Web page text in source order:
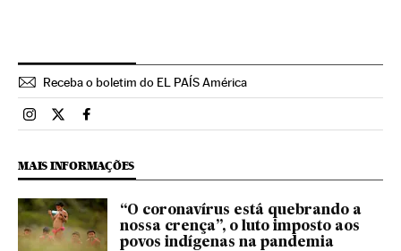
Receba o boletim do EL PAÍS América
Brasil El País Brasil en Instagram
Brasil El País Brasil en Twitter
Brasil El País Brasil en Facebook
MAIS INFORMAÇÕES
“O coronavírus está quebrando a
nossa crença”, o luto imposto aos
povos indígenas na pandemia